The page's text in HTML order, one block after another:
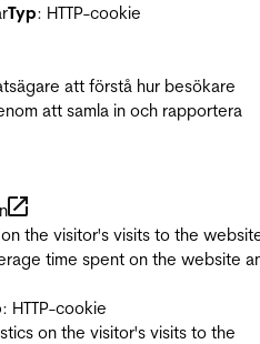
Typ: HTTP-cookie
att förstå hur besökare
att samla in och rapportera
the visitor's visits to the
time spent on the website
: HTTP-cookie
on the visitor's visits to the